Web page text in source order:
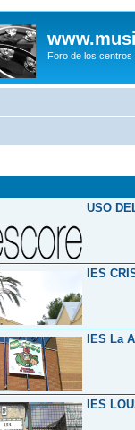
Foro de los centros
USO
IES
IES La
IES